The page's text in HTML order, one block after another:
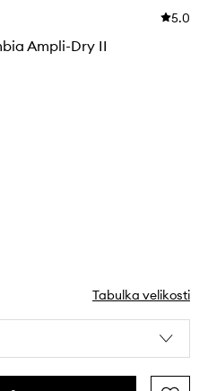
5.0
Ampli-Dry II
Tabulka velikosti